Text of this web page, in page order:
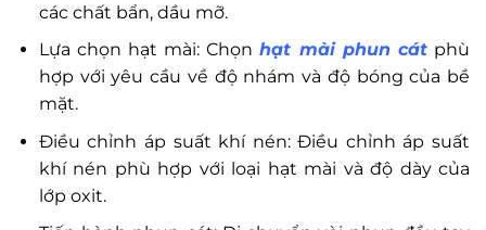
các chất bẩn, dầu mỡ.
Lựa chọn hạt mài: Chọnhạt mài phun cátphù
hợp với yêu cầu về độ nhám và độ bóng của bề
mặt.
Điều chỉnh áp suất khí nén: Điều chỉnh áp suất
khí nén phù hợp với loại hạt mài và độ dày của
lớp oxit.